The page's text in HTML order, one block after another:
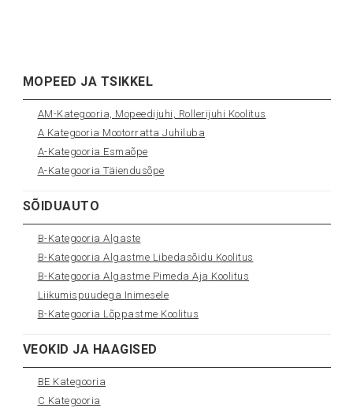
MOPEED JA TSIKKEL
AM-Kategooria, Mopeedijuhi, Rollerijuhi Koolitus
A Kategooria Mootorratta Juhiluba
A-Kategooria Esmaõpe
A-Kategooria Täiendusõpe
SÕIDUAUTO
B-Kategooria Algaste
B-Kategooria Algastme Libedasõidu Koolitus
B-Kategooria Algastme Pimeda Aja Koolitus
Liikumispuudega Inimesele
B-Kategooria Lõppastme Koolitus
VEOKID JA HAAGISED
BE Kategooria
C Kategooria